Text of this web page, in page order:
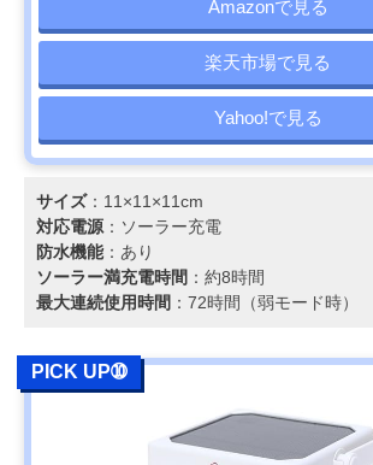
Amazonで見る
楽天市場で見る
Yahoo!で見る
サイズ：11×11×11cm
対応電源：‎ソーラー充電
防水機能：あり
ソーラー満充電時間 ：約8時間
最大連続使用時間 ：72時間（弱モード時）
PICK UP➉